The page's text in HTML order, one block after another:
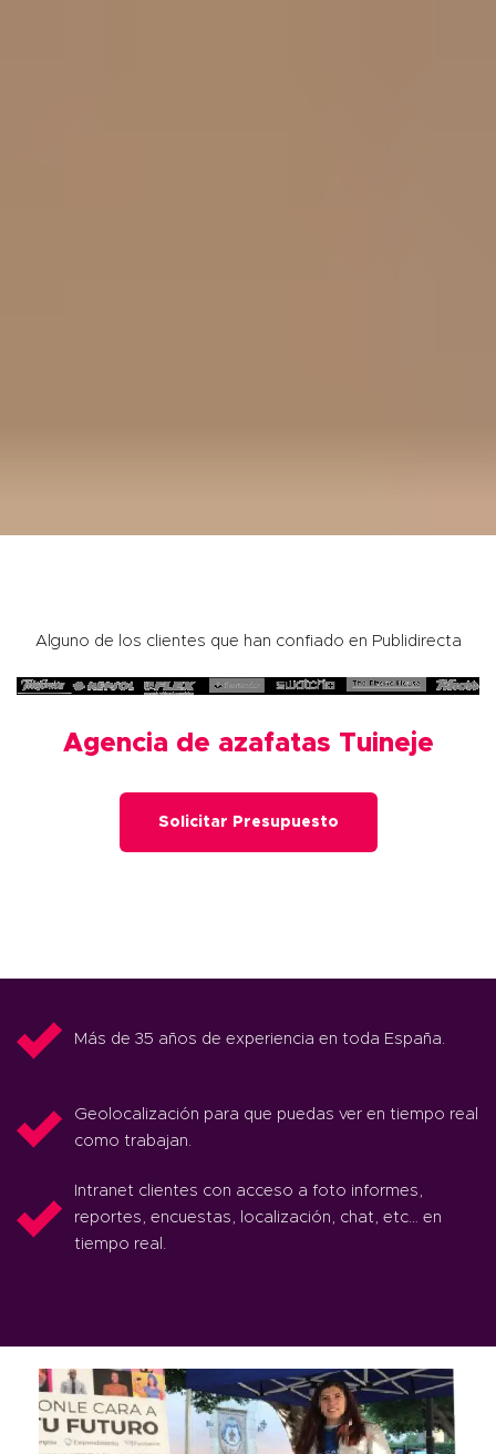
Alguno de los clientes que han confiado en Publidirecta
Agencia de azafatas Tuineje
Solicitar Presupuesto
Más de 35 años de experiencia en toda España.
Geolocalización para que puedas ver en tiempo real
como trabajan.
Intranet clientes con acceso a foto informes,
reportes, encuestas, localización, chat, etc… en
tiempo real.